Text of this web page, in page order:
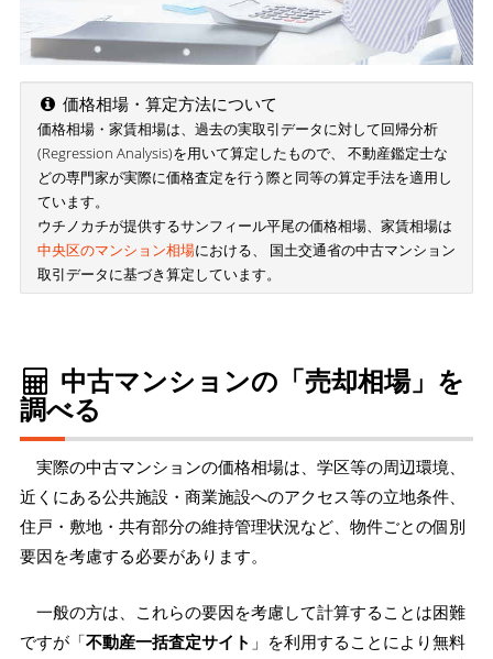
価格相場・算定方法について
価格相場・家賃相場は、過去の実取引データに対して回帰分析
(Regression Analysis)を用いて算定したもので、 不動産鑑定士な
どの専門家が実際に価格査定を行う際と同等の算定手法を適用し
ています。
ウチノカチが提供するサンフィール平尾の価格相場、家賃相場は
中央区のマンション相場における、 国土交通省の中古マンション
取引データに基づき算定しています。
中古マンションの「売却相場」を
調べる
実際の中古マンションの価格相場は、学区等の周辺環境、
近くにある公共施設・商業施設へのアクセス等の立地条件、
住戸・敷地・共有部分の維持管理状況など、物件ごとの個別
要因を考慮する必要があります。
一般の方は、これらの要因を考慮して計算することは困難
ですが「不動産一括査定サイト 」を利用することにより無料